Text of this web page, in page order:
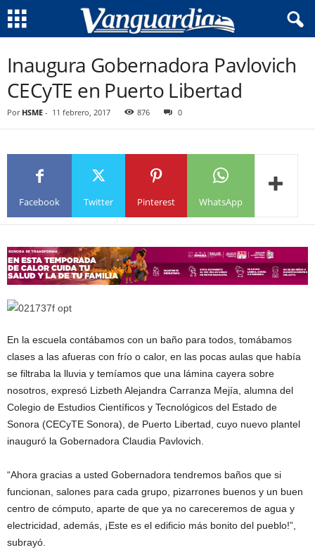
Inaugura Gobernadora Pavlovich
CECyTE en Puerto Libertad
Por HSME - 11 febrero, 2017 876 0
Facebook Twitter Pinterest WhatsApp
En la escuela contábamos con un baño para todos, tomábamos
clases a las afueras con frío o calor, en las pocas aulas que había
se filtraba la lluvia y temíamos que una lámina cayera sobre
nosotros, expresó Lizbeth Alejandra Carranza Mejía, alumna del
Colegio de Estudios Científicos y Tecnológicos del Estado de
Sonora (CECyTE Sonora), de Puerto Libertad, cuyo nuevo plantel
inauguró la Gobernadora Claudia Pavlovich.
“Ahora gracias a usted Gobernadora tendremos baños que si
funcionan, salones para cada grupo, pizarrones buenos y un buen
centro de cómputo, aparte de que ya no careceremos de agua y
electricidad, además, ¡Este es el edificio más bonito del pueblo!”,
subrayó.